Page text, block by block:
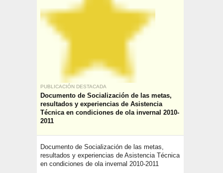
PUBLICACIÓN DESTACADA
Documento de Socialización de las metas,
resultados y experiencias de Asistencia
Técnica en condiciones de ola invernal 2010-
2011
Documento de Socialización de las metas,
resultados y experiencias de Asistencia Técnica
en condiciones de ola invernal 2010-2011